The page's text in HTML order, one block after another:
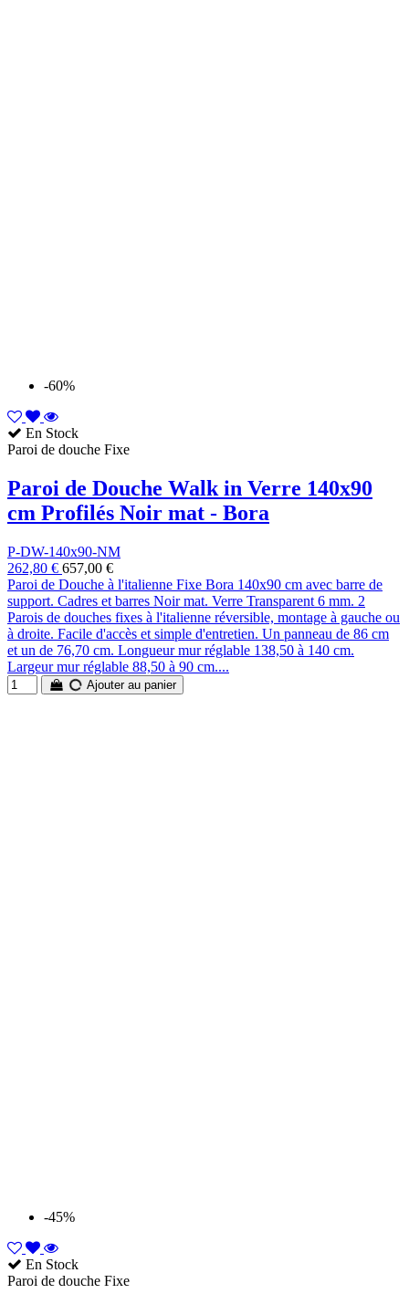
-60%
En Stock
Paroi de douche Fixe
Paroi de Douche Walk in Verre 140x90
cm Profilés Noir mat - Bora
P-DW-140x90-NM
262,80 € 657,00 €
Paroi de Douche à l'italienne Fixe Bora 140x90 cm avec barre de
support. Cadres et barres Noir mat. Verre Transparent 6 mm. 2
Parois de douches fixes à l'italienne réversible, montage à gauche ou
à droite. Facile d'accès et simple d'entretien. Un panneau de 86 cm
et un de 76,70 cm. Longueur mur réglable 138,50 à 140 cm.
Largeur mur réglable 88,50 à 90 cm....
Ajouter au panier
-45%
En Stock
Paroi de douche Fixe